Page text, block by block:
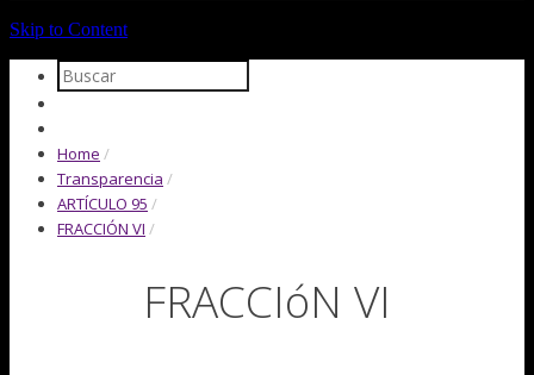
Skip to Content
Home /
Transparencia /
ARTÍCULO 95 /
FRACCIÓN VI /
FRACCIóN VI